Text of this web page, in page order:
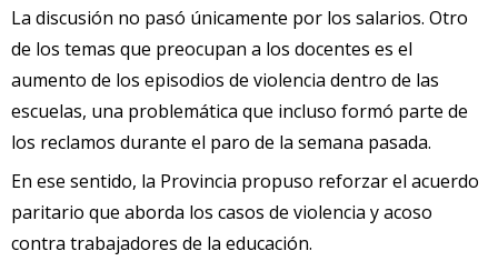
La discusión no pasó únicamente por los salarios. Otro
de los temas que preocupan a los docentes es el
aumento de los episodios de violencia dentro de las
escuelas, una problemática que incluso formó parte de
los reclamos durante el paro de la semana pasada.
En ese sentido, la Provincia propuso reforzar el acuerdo
paritario que aborda los casos de violencia y acoso
contra trabajadores de la educación.